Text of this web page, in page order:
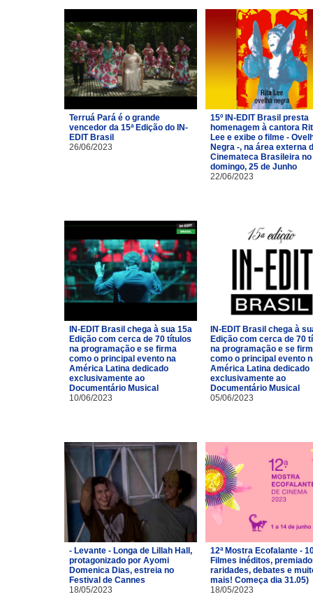
Terruá Pará é o grande
vencedor da 15ª Edição do IN-
EDIT Brasil
26/06/2023
15º IN-EDIT Brasil presta
homenagem à cantora
Lee e exibe o filme -
Negra -, na área externa
Cinemateca Brasileira no
domingo, 25 de Junho
22/06/2023
IN-EDIT Brasil chega à sua 15a
Edição com cerca de 70 títulos
na programação e se firma
como o principal evento na
América Latina dedicado
exclusivamente ao
Documentário Musical
10/06/2023
IN-EDIT Brasil chega à
Edição com cerca de 70
na programação e se
como o principal evento
América Latina dedicado
exclusivamente ao
Documentário Musical
05/06/2023
- Levante - Longa de Lillah Hall,
protagonizado por Ayomi
Domenica Dias, estreia no
Festival de Cannes
18/05/2023
12ª Mostra Ecofalante -
Filmes inéditos,
raridades, debates e
mais! Começa dia 31.05)
18/05/2023